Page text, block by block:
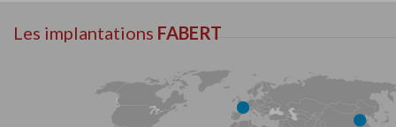
Les implantations FABERT